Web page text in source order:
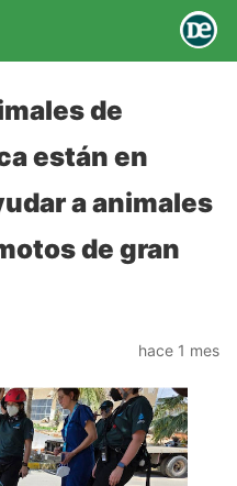
de
están en
a animales
de gran
hace 1 mes